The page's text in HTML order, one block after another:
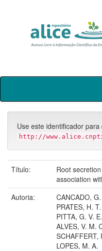
Skip
Use este identificador
http://
Título:
Root
association
Autoria:
CANCADO,
PRATES, H. T.
PITTA, G. V. E.
ALVES, V. M.
SCHAFFERT,
LOPES, M. A.